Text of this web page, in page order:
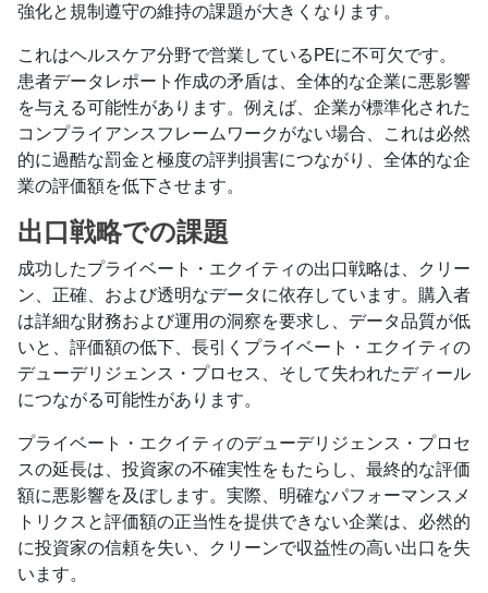
強化と規制遵守の維持の課題が大きくなります。
これはヘルスケア分野で営業しているPEに不可欠です。
患者データレポート作成の矛盾は、全体的な企業に悪影響
を与える可能性があります。例えば、企業が標準化された
コンプライアンスフレームワークがない場合、これは必然
的に過酷な罰金と極度の評判損害につながり、全体的な企
業の評価額を低下させます。
出口戦略での課題
成功したプライベート・エクイティの出口戦略は、クリー
ン、正確、および透明なデータに依存しています。購入者
は詳細な財務および運用の洞察を要求し、データ品質が低
いと、評価額の低下、長引くプライベート・エクイティの
デューデリジェンス・プロセス、そして失われたディール
につながる可能性があります。
プライベート・エクイティのデューデリジェンス・プロセ
スの延長は、投資家の不確実性をもたらし、最終的な評価
額に悪影響を及ぼします。実際、明確なパフォーマンスメ
トリクスと評価額の正当性を提供できない企業は、必然的
に投資家の信頼を失い、クリーンで収益性の高い出口を失
います。